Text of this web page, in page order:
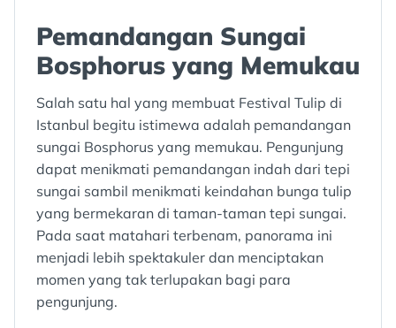
Pemandangan Sungai
Bosphorus yang Memukau
Salah satu hal yang membuat Festival Tulip di
Istanbul begitu istimewa adalah pemandangan
sungai Bosphorus yang memukau. Pengunjung
dapat menikmati pemandangan indah dari tepi
sungai sambil menikmati keindahan bunga tulip
yang bermekaran di taman-taman tepi sungai.
Pada saat matahari terbenam, panorama ini
menjadi lebih spektakuler dan menciptakan
momen yang tak terlupakan bagi para
pengunjung.